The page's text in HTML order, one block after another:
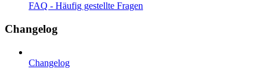
FAQ - Häufig gestellte Fragen
Changelog
Changelog